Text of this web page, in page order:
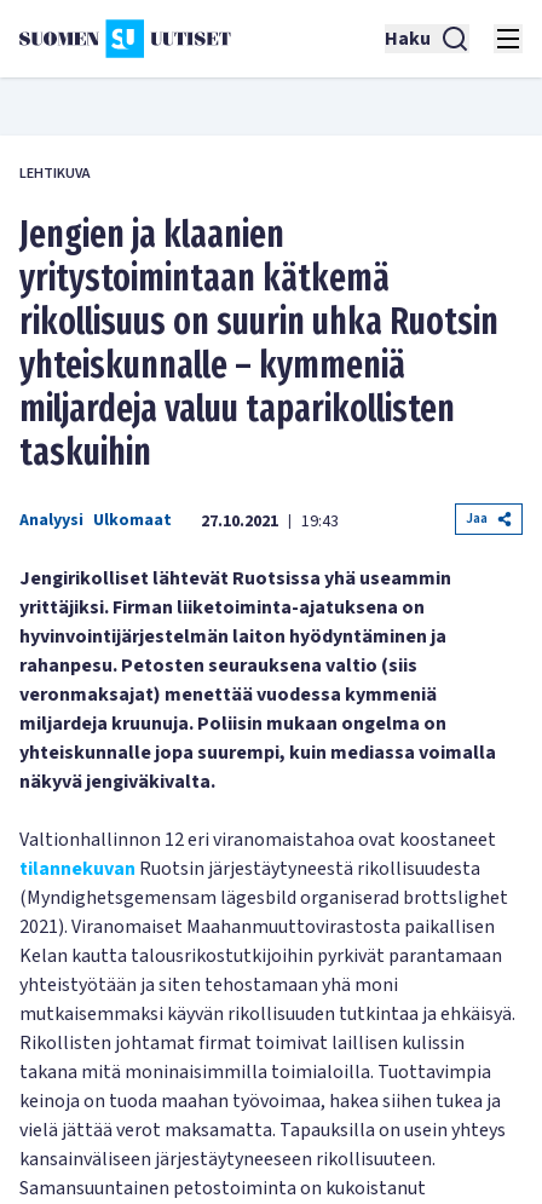
Haku
LEHTIKUVA
Jengien ja klaanien
yritystoimintaan kätkemä
rikollisuus on suurin uhka Ruotsin
yhteiskunnalle – kymmeniä
miljardeja valuu taparikollisten
taskuihin
Analyysi Ulkomaat 27.10.2021 | 19:43 Jaa
Jengirikolliset lähtevät Ruotsissa yhä useammin
yrittäjiksi. Firman liiketoiminta-ajatuksena on
hyvinvointijärjestelmän laiton hyödyntäminen ja
rahanpesu. Petosten seurauksena valtio (siis
veronmaksajat) menettää vuodessa kymmeniä
miljardeja kruunuja. Poliisin mukaan ongelma on
yhteiskunnalle jopa suurempi, kuin mediassa voimalla
näkyvä jengiväkivalta.
Valtionhallinnon 12 eri viranomaistahoa ovat koostaneet
tilannekuvan Ruotsin järjestäytyneestä rikollisuudesta
(Myndighetsgemensam lägesbild organiserad brottslighet
2021). Viranomaiset Maahanmuuttovirastosta paikallisen
Kelan kautta talousrikostutkijoihin pyrkivät parantamaan
yhteistyötään ja siten tehostamaan yhä moni
mutkaisemmaksi käyvän rikollisuuden tutkintaa ja ehkäisyä.
Rikollisten johtamat firmat toimivat laillisen kulissin
takana mitä moninaisimmilla toimialoilla. Tuottavimpia
keinoja on tuoda maahan työvoimaa, hakea siihen tukea ja
vielä jättää verot maksamatta. Tapauksilla on usein yhteys
kansainväliseen järjestäytyneeseen rikollisuuteen.
Samansuuntainen petostoiminta on kukoistanut